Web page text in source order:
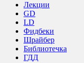
Лекции
GD
LD
Фидбеки
Шрайбер
Библиотечка
ГДД